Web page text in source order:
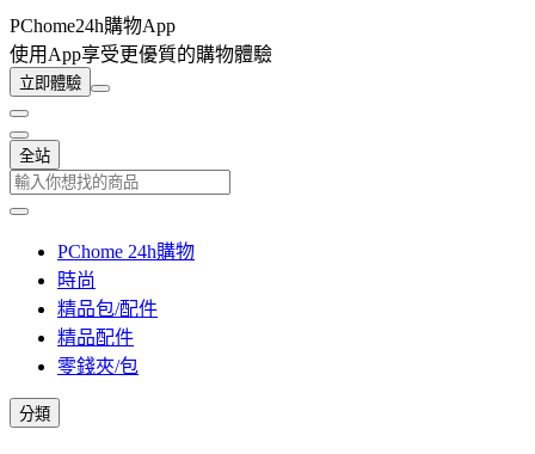
PChome24h購物App
使用App享受更優質的購物體驗
立即體驗
全站
PChome 24h購物
時尚
精品包/配件
精品配件
零錢夾/包
分類